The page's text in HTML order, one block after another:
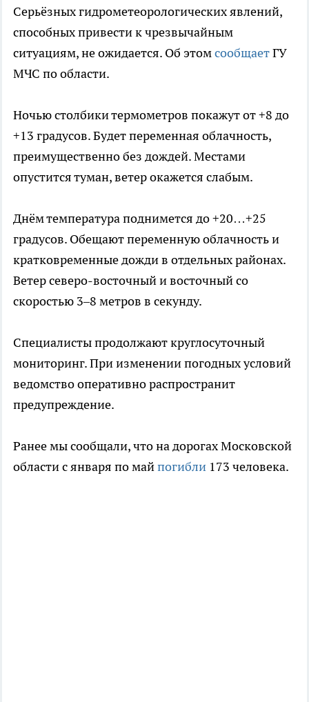
Серьёзных гидрометеорологических явлений,
способных привести к чрезвычайным
ситуациям, не ожидается. Об этомсообщаетГУ
МЧС по области.
Ночью столбики термометров покажут от +8 до
+13 градусов. Будет переменная облачность,
преимущественно без дождей. Местами
опустится туман, ветер окажется слабым.
Днём температура поднимется до +20…+25
градусов. Обещают переменную облачность и
кратковременные дожди в отдельных районах.
Ветер северо-восточный и восточный со
скоростью 3–8 метров в секунду.
Специалисты продолжают круглосуточный
мониторинг. При изменении погодных условий
ведомство оперативно распространит
предупреждение.
Ранее мы сообщали, что на дорогах Московской
области с января по майпогибли 173 человека.